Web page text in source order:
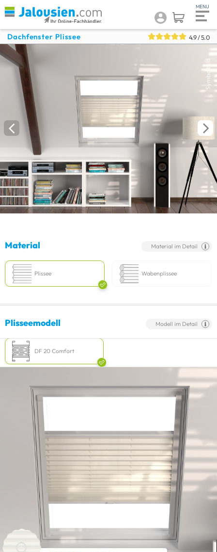
Dachfenster Plissee 4.9/ 5.0
Symbolbild
Material Material im Detail
Plissee Wabenplissee
Plisseemodell Modell im Detail
DF 20 Comfort